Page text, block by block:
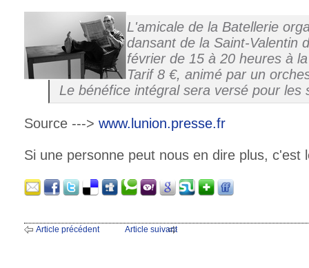
L'amicale de la Batellerie
dansant de la Saint-Valentin
février de 15 à 20 heures à
Tarif 8 €, animé par un
Le bénéfice intégral sera versé pour les
Source ---> www.lunion.presse.fr
Si une personne peut nous en dire plus, c'est
Article précédent Article suivant